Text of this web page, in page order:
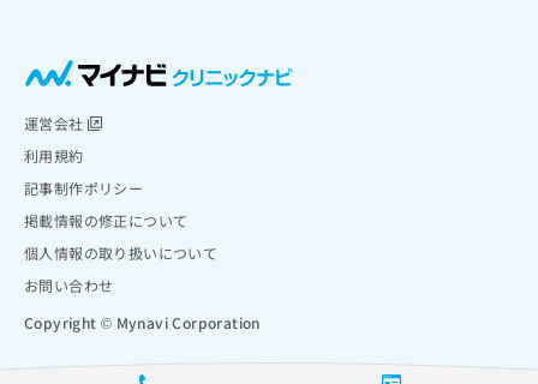
運営会社
利用規約
記事制作ポリシー
掲載情報の修正について
個人情報の取り扱いについて
お問い合わせ
Copyright © Mynavi Corporation